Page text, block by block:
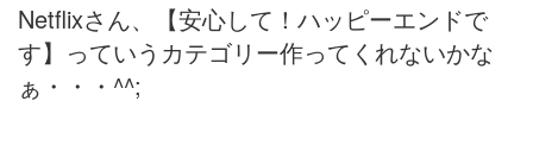
Netflixさん、【安心して！ハッピーエンドで
す】っていうカテゴリー作ってくれないかな
ぁ・・・^^;